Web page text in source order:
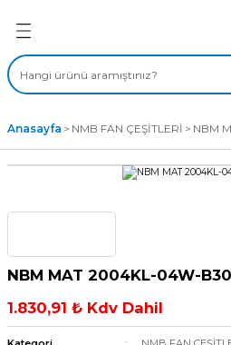
ÇEŞİTLERİ
FANLAR
Anasayfa NMB FAN ÇEŞİTLERİ NBM
NBM MAT 2004KL-04W-
1.830,91 ₺ Kdv Dahil